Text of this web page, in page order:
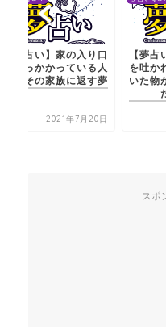
い】家の入り口
かかっている人
の家族に返す夢
2021年7月20日
【夢占い】
を吐かれた
いた物が自
たり
スポ